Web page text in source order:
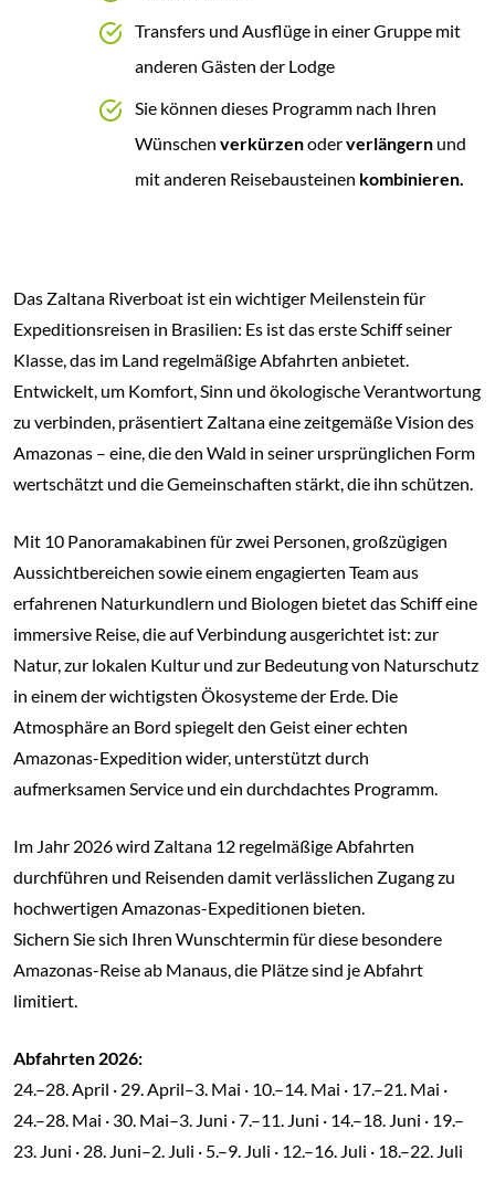
Transfers und Ausflüge in einer Gruppe mit
anderen Gästen der Lodge
Sie können dieses Programm nach Ihren
Wünschen verkürzenoderverlängern und
mit anderen Reisebausteinen kombinieren.
Das Zaltana Riverboat ist ein wichtiger Meilenstein für
Expeditionsreisen in Brasilien: Es ist das erste Schiff seiner
Klasse, das im Land regelmäßige Abfahrten anbietet.
Entwickelt, um Komfort, Sinn und ökologische Verantwortung
zu verbinden, präsentiert Zaltana eine zeitgemäße Vision des
Amazonas – eine, die den Wald in seiner ursprünglichen Form
wertschätzt und die Gemeinschaften stärkt, die ihn schützen.
Mit 10 Panoramakabinen für zwei Personen, großzügigen
Aussichtbereichen sowie einem engagierten Team aus
erfahrenen Naturkundlern und Biologen bietet das Schiff eine
immersive Reise, die auf Verbindung ausgerichtet ist: zur
Natur, zur lokalen Kultur und zur Bedeutung von Naturschutz
in einem der wichtigsten Ökosysteme der Erde. Die
Atmosphäre an Bord spiegelt den Geist einer echten
Amazonas-Expedition wider, unterstützt durch
aufmerksamen Service und ein durchdachtes Programm.
Im Jahr 2026 wird Zaltana 12 regelmäßige Abfahrten
durchführen und Reisenden damit verlässlichen Zugang zu
hochwertigen Amazonas-Expeditionen bieten.
Sichern Sie sich Ihren Wunschtermin für diese besondere
Amazonas-Reise ab Manaus, die Plätze sind je Abfahrt
limitiert.
Abfahrten 2026:
24.–28. April · 29. April–3. Mai · 10.–14. Mai · 17.–21. Mai ·
24.–28. Mai · 30. Mai–3. Juni · 7.–11. Juni · 14.–18. Juni · 19.–
23. Juni · 28. Juni–2. Juli · 5.–9. Juli · 12.–16. Juli · 18.–22. Juli